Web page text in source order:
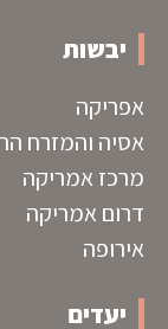
יבשות
אפריקה
אסיה והמזרח
מרכז אמריקה
דרום אמריקה
אירופה
יעדים